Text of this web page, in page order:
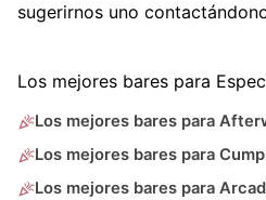
sugerirnos uno
Los mejores bares para
Los mejores bares para
Los mejores bares para
Los mejores bares para